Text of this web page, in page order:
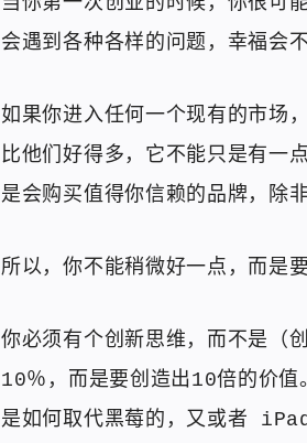
会遇到各种各样的问题，幸福会
如果你进入任何一个现有的市场
比他们好得多，它不能只是有一
是会购买值得你信赖的品牌，除
所以，你不能稍微好一点，而是
你必须有个创新思维，而不是（
10％，而是要创造出10倍的价
是如何取代黑莓的，又或者